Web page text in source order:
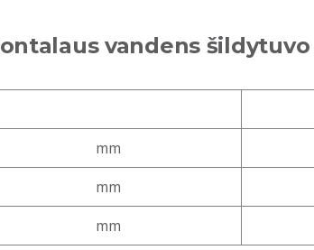
vandens šildytuvo
mm
mm
mm